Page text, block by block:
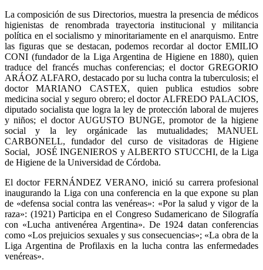
La composición de sus Directorios, muestra la presencia de médicos
higienistas de renombrada trayectoria institucional y militancia
política en el socialismo y minoritariamente en el anarquismo. Entre
las figuras que se destacan, podemos recordar al doctor EMILIO
CONI (fundador de la Liga Argentina de Higiene en 1880), quien
traduce del francés muchas conferencias; el doctor GREGORIO
ARÁOZ ALFARO, destacado por su lucha contra la tuberculosis; el
doctor MARIANO CASTEX, quien publica estudios sobre
medicina social y seguro obrero; el doctor ALFREDO PALACIOS,
diputado socialista que logra la ley de protección laboral de mujeres
y niños; el doctor AUGUSTO BUNGE, promotor de la higiene
social y la ley orgánicade las mutualidades; MANUEL
CARBONELL, fundador del curso de visitadoras de Higiene
Social, JOSÉ INGENIEROS y ALBERTO STUCCHI, de la Liga
de Higiene de la Universidad de Córdoba.
El doctor FERNÁNDEZ VERANO, inició su carrera profesional
inaugurando la Liga con una conferencia en la que expone su plan
de «defensa social contra las venéreas»: «Por la salud y vigor de la
raza»: (1921) Participa en el Congreso Sudamericano de Silografía
con «Lucha antivenérea Argentina». De 1924 datan conferencias
como «Los prejuicios sexuales y sus consecuencias»; «La obra de la
Liga Argentina de Profilaxis en la lucha contra las enfermedades
venéreas».